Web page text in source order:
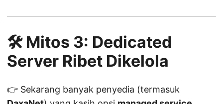
🛠️ Mitos 3: Dedicated
Server Ribet Dikelola
👉 Sekarang banyak penyedia (termasuk